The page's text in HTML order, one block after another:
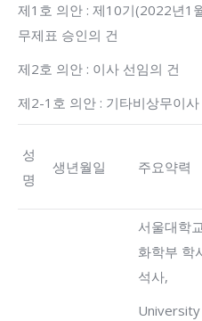
제1호 의안 : 제10기(2022년1
무제표 승인의 건
제2호 의안 : 이사 선임의 건
제2-1호 의안 : 기타비상무이
성
명
생년월일 주요약력
서울대학
화학부 학
석사,